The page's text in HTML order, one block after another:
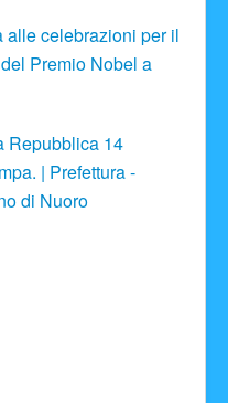
alle celebrazioni per il
Premio Nobel a
Repubblica 14
| Prefettura -
di Nuoro